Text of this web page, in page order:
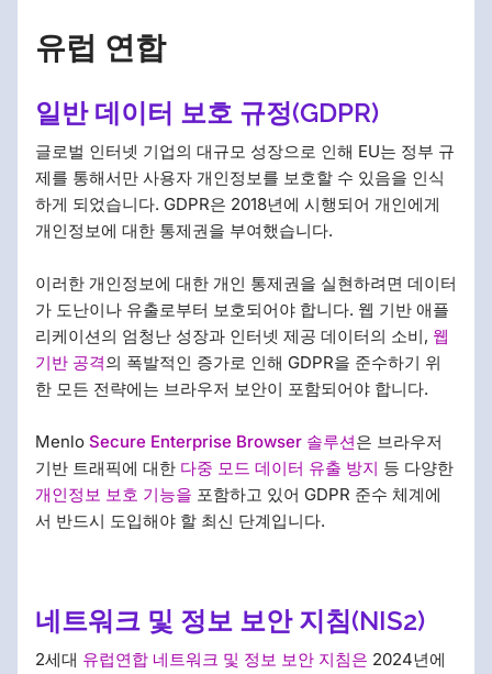
유럽 연합
일반 데이터 보호 규정(GDPR)
글로벌 인터넷 기업의 대규모 성장으로 인해 EU는 정부 규
제를 통해서만 사용자 개인정보를 보호할 수 있음을 인식
하게 되었습니다. GDPR은 2018년에 시행되어 개인에게
개인정보에 대한 통제권을 부여했습니다.
이러한 개인정보에 대한 개인 통제권을 실현하려면 데이터
가 도난이나 유출로부터 보호되어야 합니다. 웹 기반 애플
리케이션의 엄청난 성장과 인터넷 제공 데이터의 소비, 웹
기반 공격의 폭발적인 증가로 인해 GDPR을 준수하기 위
한 모든 전략에는 브라우저 보안이 포함되어야 합니다.
Menlo Secure Enterprise Browser 솔루션은 브라우저
기반 트래픽에 대한 다중 모드 데이터 유출 방지 등 다양한
개인정보 보호 기능을 포함하고 있어 GDPR 준수 체계에
서 반드시 도입해야 할 최신 단계입니다.
네트워크 및 정보 보안 지침(NIS2)
2세대 유럽연합 네트워크 및 정보 보안 지침은 2024년에